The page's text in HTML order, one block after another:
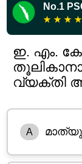
No.1
★ ★ ★ ★
ഇ. എം.
വ്യക്തി
A